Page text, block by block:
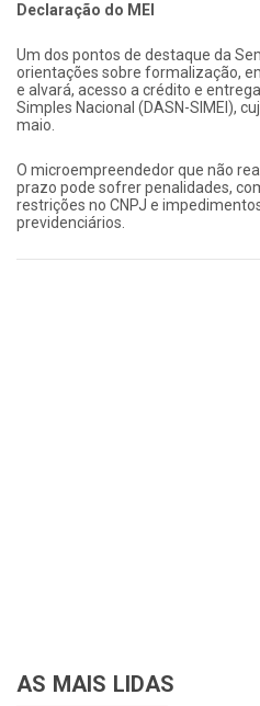
Declaração do MEI
Um dos pontos de destaque da
orientações sobre formalização,
e alvará, acesso a crédito e
Simples Nacional (DASN-SIMEI),
maio.
O microempreendedor que não
prazo pode sofrer penalidades,
restrições no CNPJ e
previdenciários.
AS MAIS LIDAS